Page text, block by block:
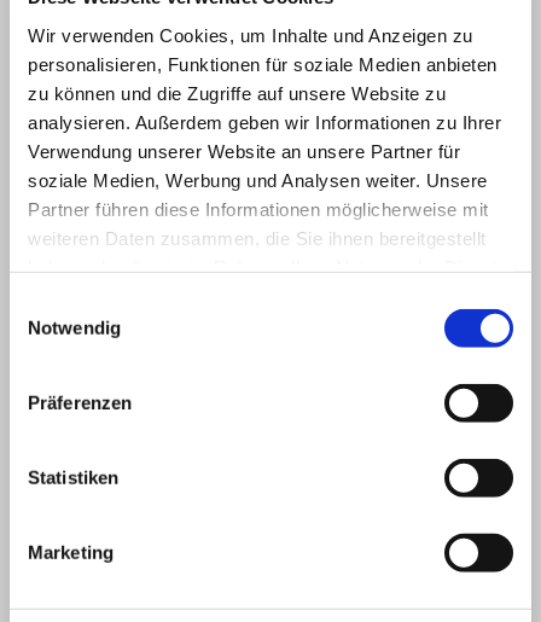
Wir verwenden Cookies, um Inhalte und Anzeigen zu
personalisieren, Funktionen für soziale Medien anbieten
zu können und die Zugriffe auf unsere Website zu
analysieren. Außerdem geben wir Informationen zu Ihrer
Verwendung unserer Website an unsere Partner für
soziale Medien, Werbung und Analysen weiter. Unsere
Partner führen diese Informationen möglicherweise mit
weiteren Daten zusammen, die Sie ihnen bereitgestellt
Notwendig
Präferenzen
Statistiken
Marketing
Nachbesserung oder Ersatzlieferung
behoben. Die Wandlung oder
Preisminderung wird einvernehmlich
ausgeschlossen. Die Gewährleistung
erlischt, wenn Reparaturen oder
Änderungen von Dritten vorgenommen
wurden.
4.4. Tritt der Vertragspartner aus Gründen,
die nicht von IT-Technology GmbH zu
entstandenen Aufwandes, zumindest aber
Mäßigungsrecht ausgeschlossen wird.
von Dritten, bestätigt der Vertragspartner